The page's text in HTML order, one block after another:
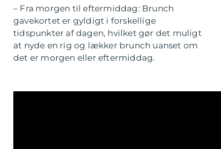
– Fra morgen til eftermiddag: Brunch
gavekortet er gyldigt i forskellige
tidspunkter af dagen, hvilket gør det muligt
at nyde en rig og lækker brunch uanset om
det er morgen eller eftermiddag.